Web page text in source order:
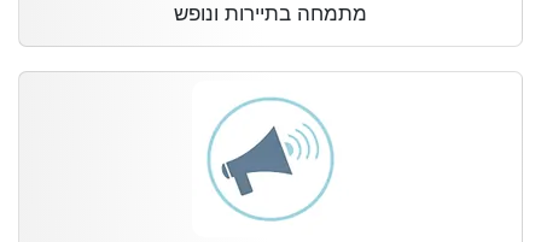
מתמחה בתיירות ונופש